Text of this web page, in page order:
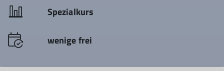
Spezialkurs
wenige frei